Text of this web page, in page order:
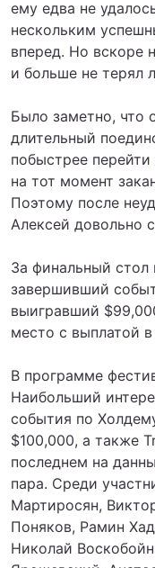
ему едва не
нескольким
вперед. Но вскоре
и больше не терял
Было заметно, что
длительный
побыстрее
на тот момент
Поэтому после
Алексей довольно
За финальный
завершивший
выигравший
место с выплатой
В программе
Наибольший
события по
$100,000, а также
последнем на
пара. Среди
Мартиросян,
Поняков, Рамин
Николай